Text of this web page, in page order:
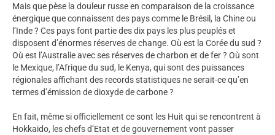
Mais que pèse la douleur russe en comparaison de la croissance
énergique que connaissent des pays comme le Brésil, la Chine ou
l’Inde ? Ces pays font partie des dix pays les plus peuplés et
disposent d’énormes réserves de change. Où est la Corée du sud ?
Où est l’Australie avec ses réserves de charbon et de fer ? Où sont
le Mexique, l’Afrique du sud, le Kenya, qui sont des puissances
régionales affichant des records statistiques ne serait-ce qu’en
termes d’émission de dioxyde de carbone ?
En fait, même si officiellement ce sont les Huit qui se rencontrent à
Hokkaido, les chefs d’Etat et de gouvernement vont passer